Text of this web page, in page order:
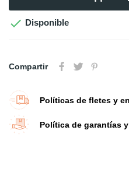
 Disponible
Compartir
Políticas de fletes y
Política de garantías